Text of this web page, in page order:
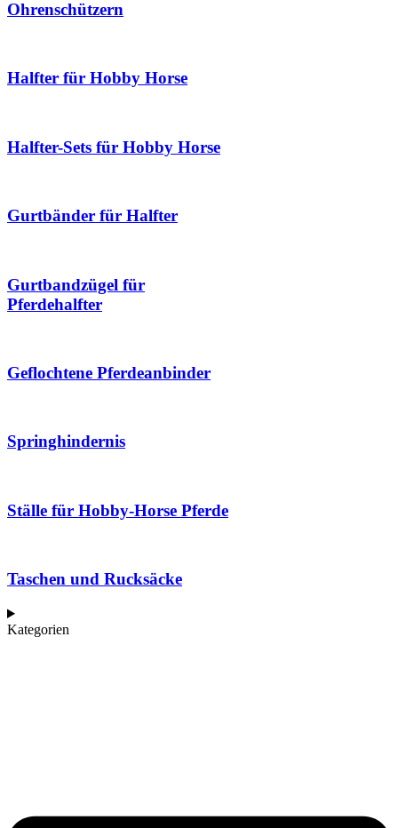
Ohrenschützern
Halfter für Hobby Horse
Halfter-Sets für Hobby Horse
Gurtbänder für Halfter
Gurtbandzügel für
Pferdehalfter
Geflochtene Pferdeanbinder
Springhindernis
Ställe für Hobby-Horse Pferde
Taschen und Rucksäcke
Kategorien